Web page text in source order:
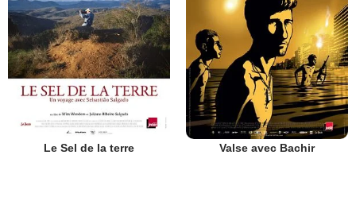
Le Sel de la terre Valse avec Bachir